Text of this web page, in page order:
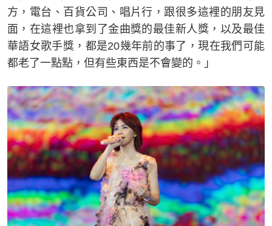
方，電台、百貨公司、唱片行，跟很多這裡的朋友見
面，在這裡也拿到了金曲獎的最佳新人獎，以及最佳
華語女歌手獎，都是20幾年前的事了，現在我們可能
都老了一點點，但有些東西是不會變的。」